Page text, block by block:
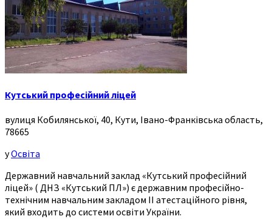
Кутський професійний ліцей
вулиця Кобилянської, 40, Кути, Івано-Франківська область,
78665
уОсвіта
Державний навчальний заклад «Кутський професійний
ліцей» ( ДНЗ «Кутський ПЛ») є державним професійно-
технічним навчальним закладом ІІ атестаційного рівня,
який входить до системи освіти України.